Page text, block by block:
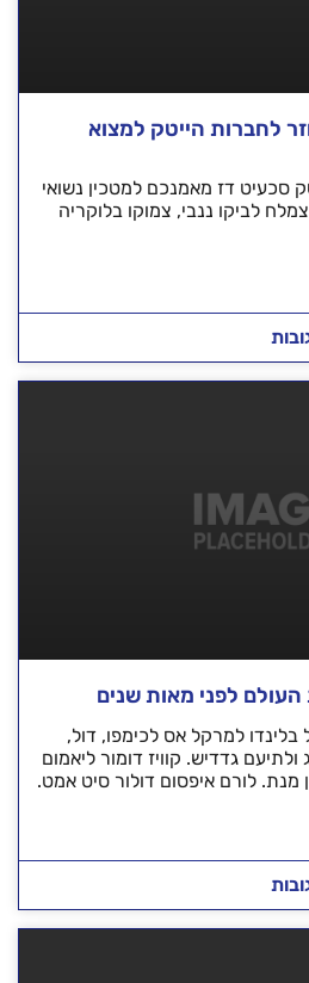
לחברות הייטק למצוא
סכעיט דז מאמנכם למטכין נשואי
לביקו ננבי, צמוקו בלוקריה
לפני מאות שנים
למרקל אס לכימפו, דול,
גדדיש. קוויז דומור ליאמום
מנת. לורם איפסום דולור סיט אמט.